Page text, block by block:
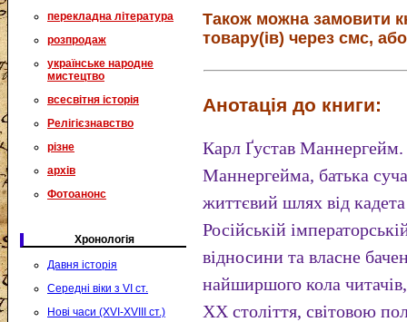
перекладна література
розпродаж
українське народне
мистецтво
всесвітня історія
Релігієзнавство
різне
архів
Фотоанонс
Хронологія
Давня історія
Середні віки з VI ст.
Нові часи (XVI-XVIII ст.)
Також можна замовити
товару(ів) через смс,
Анотація до книги:
Карл Ґустав
Маннергейма, батька
життєвий шлях від
Російській
відносини та власне
найширшого кола читачів,
ХХ століття, світовою